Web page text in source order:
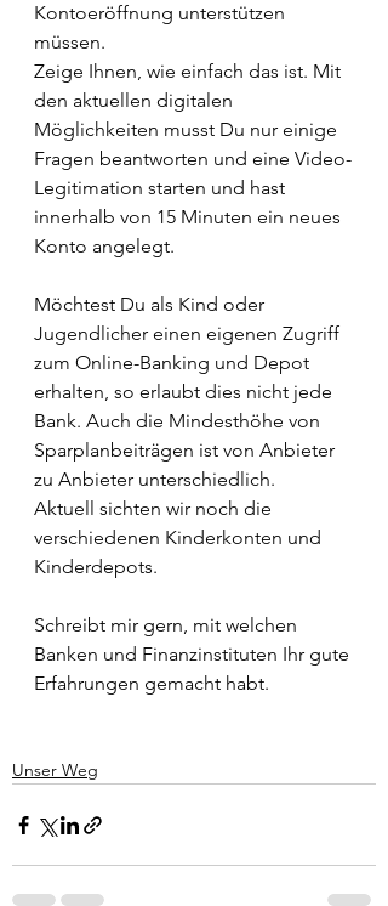
Kontoeröffnung unterstützen
müssen.
Zeige Ihnen, wie einfach das ist. Mit
den aktuellen digitalen
Möglichkeiten musst Du nur einige
Fragen beantworten und eine Video-
Legitimation starten und hast
innerhalb von 15 Minuten ein neues
Konto angelegt.
Möchtest Du als Kind oder
Jugendlicher einen eigenen Zugriff
zum Online-Banking und Depot
erhalten, so erlaubt dies nicht jede
Bank. Auch die Mindesthöhe von
Sparplanbeiträgen ist von Anbieter
zu Anbieter unterschiedlich.
Aktuell sichten wir noch die
verschiedenen Kinderkonten und
Kinderdepots.
Schreibt mir gern, mit welchen
Banken und Finanzinstituten Ihr gute
Erfahrungen gemacht habt.
Unser Weg